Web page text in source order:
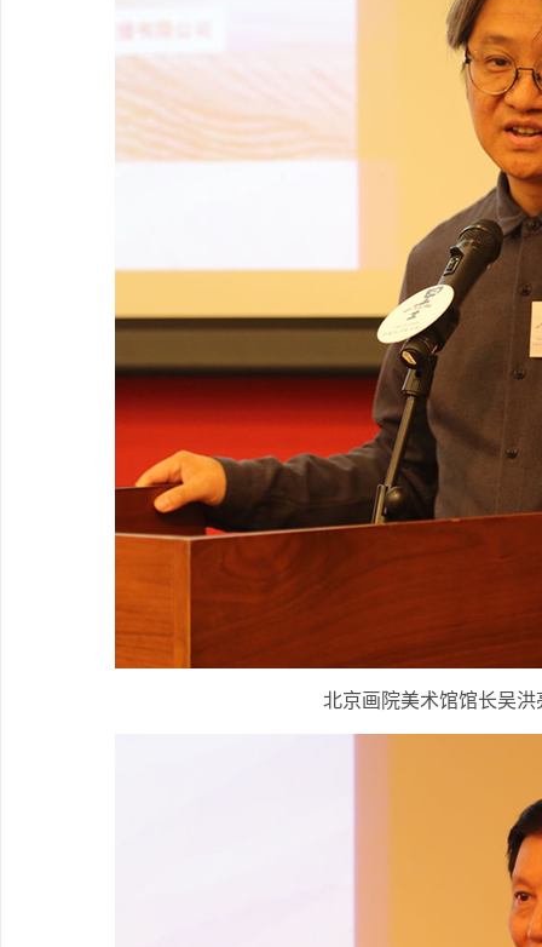
北京画院美术馆馆长吴洪